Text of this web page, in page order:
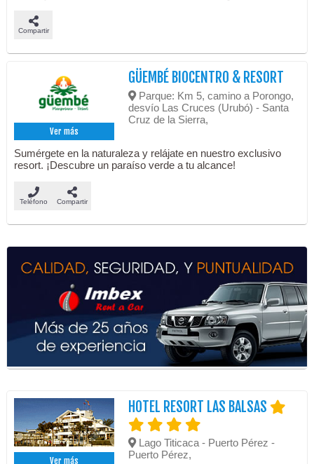
Compartir
Ver más
GÜEMBÉ BIOCENTRO & RESORT
Parque: Km 5, camino a Porongo,
desvío Las Cruces (Urubó) - Santa
Cruz de la Sierra,
Sumérgete en la naturaleza y relájate en nuestro exclusivo
resort. ¡Descubre un paraíso verde a tu alcance!
Teléfono Compartir
Ver más
HOTEL RESORT LAS BALSAS
Lago Titicaca - Puerto Pérez -
Puerto Pérez,